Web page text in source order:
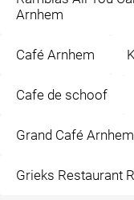
Arnhem
Café Arnhem
Cafe de schoof
Grand Café
Grieks Restaurant